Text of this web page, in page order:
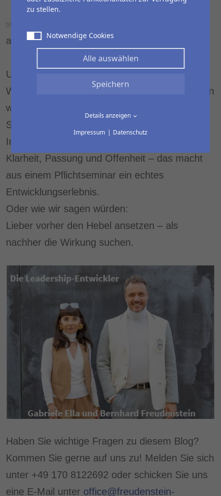
oder „Wozu bin ich im Seminar?“
✅ Der Grad an Offenheit sichtbar wird – und
aktiv gefördert werden kann.
Unser Tipp:
Wenn Sie Führungskräfte wirklich weiterbringen
wollen, dann reicht es nicht, sie "einfach ins
Seminar zu schicken“.
Investieren Sie lieber vor dem Seminar in
Klarheit, Passung und Offenheit – das macht
aus einem Pflichtseminar ein echtes
Entwicklungserlebnis.
Oder wie wir sagen würden:
Lieber vorher den Hebel ansetzen – als
nachher die Wirkung suchen.
Haben Sie wichtige Fragen zu diesem Blog?
Kommen Sie gerne auf uns zu! Melden Sie sich
unter +49 170 8122692 oder schicken Sie uns
eine E-Mail unter office@freudenstein-
zu stellen.
Notwendige Cookies
Alle auswählen
Speichern
Details anzeigen
Impressum
Datenschutz